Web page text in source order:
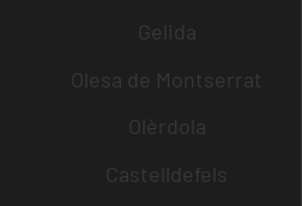
Gelida
Olesa de Montserrat
Olèrdola
Castelldefels